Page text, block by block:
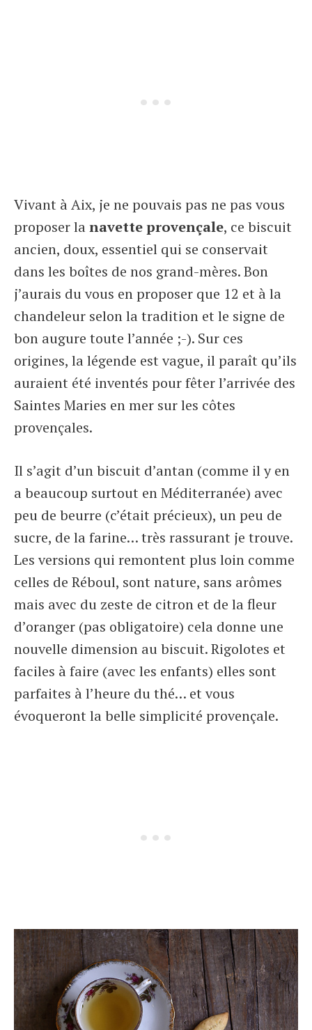
Vivant à Aix, je ne pouvais pas ne pas vous
proposer lanavette provençale, ce biscuit
ancien, doux, essentiel qui se conservait
dans les boîtes de nos grand-mères. Bon
j’aurais du vous en proposer que 12 et à la
chandeleur selon la tradition et le signe de
bon augure toute l’année ;-). Sur ces
origines, la légende est vague, il paraît qu’ils
auraient été inventés pour fêter l’arrivée des
Saintes Maries en mer sur les côtes
provençales.
Il s’agit d’un biscuit d’antan (comme il y en
a beaucoup surtout en Méditerranée) avec
peu de beurre (c’était précieux), un peu de
sucre, de la farine… très rassurant je trouve.
Les versions qui remontent plus loin comme
celles de Réboul, sont nature, sans arômes
mais avec du zeste de citron et de la fleur
d’oranger (pas obligatoire) cela donne une
nouvelle dimension au biscuit. Rigolotes et
faciles à faire (avec les enfants) elles sont
parfaites à l’heure du thé… et vous
évoqueront la belle simplicité provençale.